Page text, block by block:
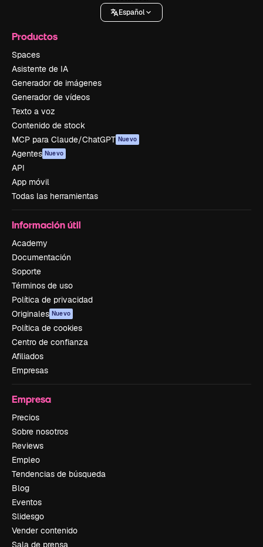
Español
Productos
Spaces
Asistente de IA
Generador de imágenes
Generador de vídeos
Texto a voz
Contenido de stock
MCP para Claude/ChatGPT Nuevo
Agentes Nuevo
API
App móvil
Todas las herramientas
Información útil
Academy
Documentación
Soporte
Términos de uso
Política de privacidad
Originales Nuevo
Política de cookies
Centro de confianza
Afiliados
Empresas
Empresa
Precios
Sobre nosotros
Reviews
Empleo
Tendencias de búsqueda
Blog
Eventos
Slidesgo
Vender contenido
Sala de prensa